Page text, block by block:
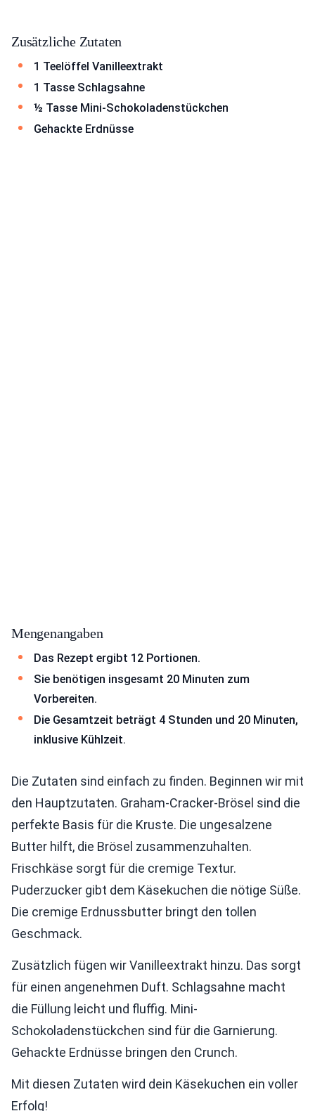
Zusätzliche Zutaten
1 Teelöffel Vanilleextrakt
1 Tasse Schlagsahne
½ Tasse Mini-Schokoladenstückchen
Gehackte Erdnüsse
Mengenangaben
Das Rezept ergibt 12 Portionen.
Sie benötigen insgesamt 20 Minuten zum
Vorbereiten.
Die Gesamtzeit beträgt 4 Stunden und 20 Minuten,
inklusive Kühlzeit.
Die Zutaten sind einfach zu finden. Beginnen wir mit
den Hauptzutaten. Graham-Cracker-Brösel sind die
perfekte Basis für die Kruste. Die ungesalzene
Butter hilft, die Brösel zusammenzuhalten.
Frischkäse sorgt für die cremige Textur.
Puderzucker gibt dem Käsekuchen die nötige Süße.
Die cremige Erdnussbutter bringt den tollen
Geschmack.
Zusätzlich fügen wir Vanilleextrakt hinzu. Das sorgt
für einen angenehmen Duft. Schlagsahne macht
die Füllung leicht und fluffig. Mini-
Schokoladenstückchen sind für die Garnierung.
Gehackte Erdnüsse bringen den Crunch.
Mit diesen Zutaten wird dein Käsekuchen ein voller
Erfolg!